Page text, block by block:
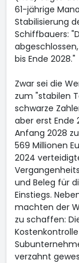
61-jährige
Stabilisierung
Schiffbauers:
bis Ende 2028."
Zwar sei die
zum "stabilen
schwarze
aber erst Ende
Anfang 2028
569 Millionen
2024
und Beleg für
Einstiegs.
machten der
zu schaffen:
verzahnt